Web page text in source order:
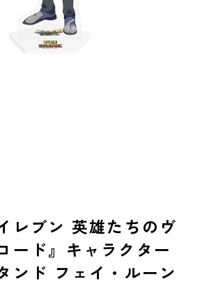
レブン 英雄たちのヴ
ード』キャラクター
ンド フェイ・ルーン